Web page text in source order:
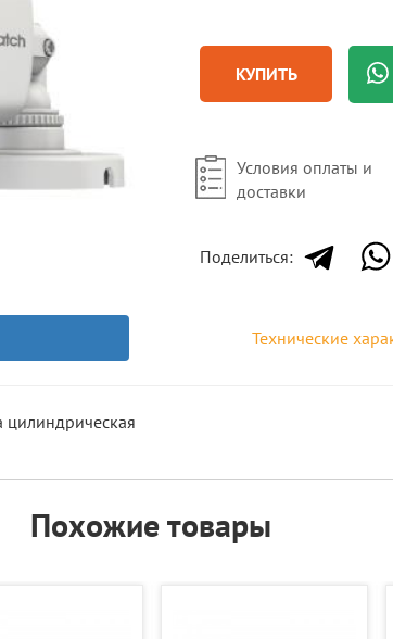
КУПИТЬ
Условия оплаты и
доставки
Поделиться:
Технические
цилиндрическая
Похожие товары